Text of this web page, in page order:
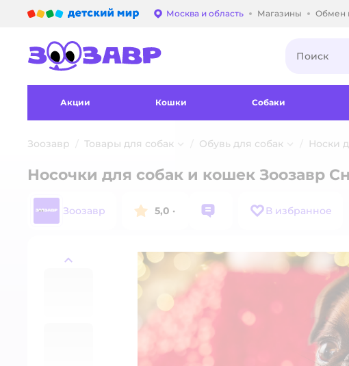
Выбор адреса доставки.
Москва и область Магазины Обмен
Акции Кошки Собаки
Зоозавр Товары для собак Обувь для собак Носки
назад
Носочки для собак и кошек Зоозавр
Зоозавр 5,0 · В избранное